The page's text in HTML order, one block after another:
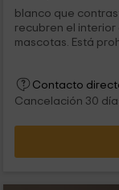
blanco que
recubren el interior del
mascotas. Está prohibido fumar en el alojamiento.Vega de San
Contacto
Cancelación 30